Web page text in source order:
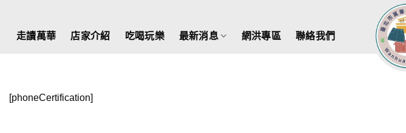
content走讀萬華 店家介紹 吃喝玩樂 最新消息 網洪專區 聯絡我們
[phoneCertification]